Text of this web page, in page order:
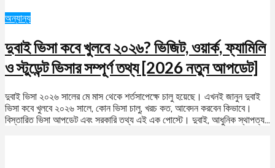
অন্যান্য
দুবাই ভিসা কবে খুলবে ২০২৬? ভিজিট, ওয়ার্ক, ফ্যামিলি
ও স্টুডেন্ট ভিসার সম্পূর্ণ তথ্য [2026 নতুন আপডেট]
দুবাই ভিসা ২০২৬ সালের মে মাস থেকে শর্তসাপেক্ষে চালু হয়েছে। এখনই জানুন দুবাই
ভিসা কবে খুলবে ২০২৬ সালে, কোন ভিসা চালু, খরচ কত, আবেদন করবেন কিভাবে।
বিস্তারিত ভিসা আপডেট এবং সরকারি তথ্য এই এক পোস্টে। দুবাই, আধুনিক স্থাপত্য...